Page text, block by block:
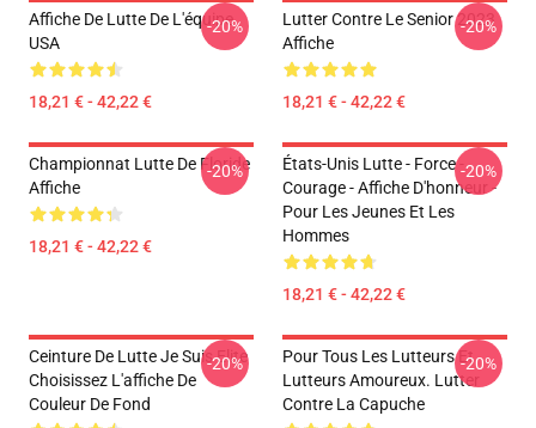
Affiche De Lutte De L'équipe
USA
18,21 € - 42,22 €
-20%
Lutter Contre Le Senior 2023
Affiche
18,21 € - 42,22 €
-20%
Championnat Lutte De Floride
Affiche
18,21 € - 42,22 €
-20%
États-Unis Lutte - Force -
Courage - Affiche D'honneur -
Pour Les Jeunes Et Les
Hommes
18,21 € - 42,22 €
-20%
Ceinture De Lutte Je Suis Elite
Choisissez L'affiche De
Couleur De Fond
-20%
Pour Tous Les Lutteurs Et
Lutteurs Amoureux. Lutter
Contre La Capuche
-20%